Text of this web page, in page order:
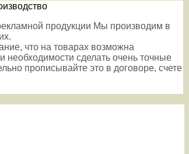
продукции Мы производим в
что на товарах возможна
необходимости сделать очень точные
прописывайте это в договоре, счете